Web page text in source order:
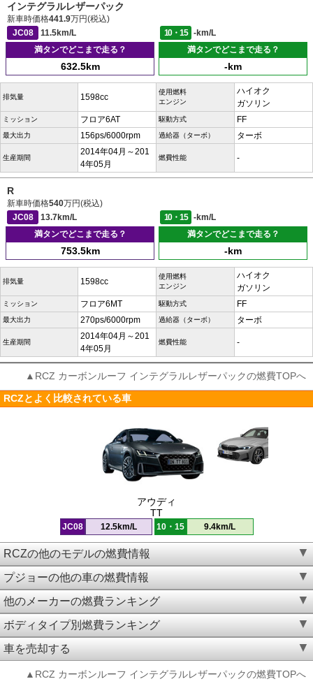
インテグラルレザーパック
新車時価格441.9万円(税込)
JC08
11.5km/L 10・15
-km/L
満タンでどこまで走る？
632.5km
満タンでどこまで走る？
-km
排気量 1598cc
使用燃料
エンジン
ハイオク
ガソリン
ミッション フロア6AT 駆動方式 FF
最大出力 156ps/6000rpm 過給器（ターボ） ターボ
生産期間
2014年04月～201
4年05月
燃費性能 -
R
新車時価格540万円(税込)
JC08
13.7km/L 10・15
-km/L
満タンでどこまで走る？
753.5km
満タンでどこまで走る？
-km
排気量 1598cc
使用燃料
エンジン
ハイオク
ガソリン
ミッション フロア6MT 駆動方式 FF
最大出力 270ps/6000rpm 過給器（ターボ） ターボ
生産期間
2014年04月～201
4年05月
燃費性能 -
▲RCZ カーボンルーフ インテグラルレザーパックの燃費TOPへ
RCZとよく比較されている車
アウディ
TT
JC08 12.5km/L 10・15 9.4km/L
RCZの他のモデルの燃費情報
プジョーの他の車の燃費情報
他のメーカーの燃費ランキング
ボディタイプ別燃費ランキング
車を売却する
▲RCZ カーボンルーフ インテグラルレザーパックの燃費TOPへ